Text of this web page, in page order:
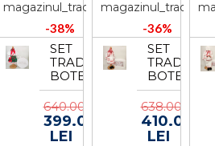
-38%
SET
TRADITIONAL
BOTEZ
CAMELIA
2
640.00
399.00
LEI
-36%
SET
BOTEZ
DENISA
6
638.00
410.00
LEI